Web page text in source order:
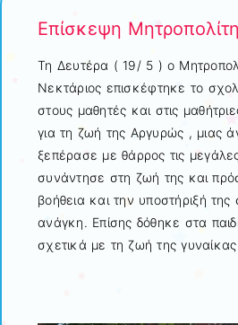
Eπίσκεψη
Τη Δευτέρα ( 19/ 5 ) ο
Νεκτάριος επισκέφτηκε το
στους μαθητές και στις
για τη ζωή της Αργυρώς , μιας
ξεπέρασε με θάρρος τις
συνάντησε στη ζωή της και
βοήθεια και την υποστήριξή
ανάγκη. Επίσης δόθηκε στα
σχετικά με τη ζωή της